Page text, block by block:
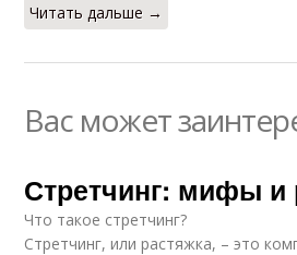
Читать дальше →
Вас может
Стретчинг: мифы и
Что такое стретчинг?
Стретчинг, или растяжка, – это